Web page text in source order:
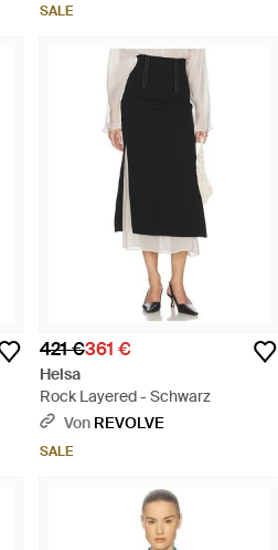
SALE
421 €361 €
Helsa
Rock Layered - Schwarz
Von REVOLVE
SALE